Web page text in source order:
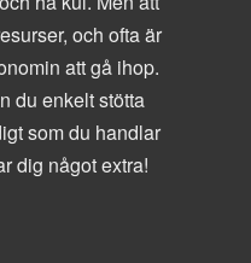
och ofta är
att gå ihop.
du enkelt stötta
som du handlar
dig något extra!